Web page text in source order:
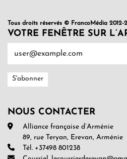
Tous droits réservés © FrancoMédia 2012-
VOTRE FENÊTRE SUR
NOUS CONTACTER
Alliance française d’Arménie
89, rue Teryan, Erevan, Arménie
Tél. +37498 801238